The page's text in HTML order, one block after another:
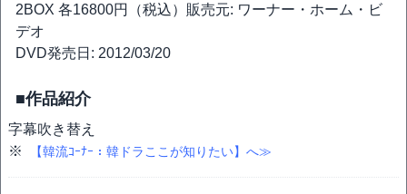
2BOX 各16800円（税込）販売元: ワーナー・ホーム・ビ
デオ
DVD発売日: 2012/03/20
■作品紹介
字幕吹き替え
※
【韓流ｺｰﾅｰ：韓ドラここが知りたい】へ≫